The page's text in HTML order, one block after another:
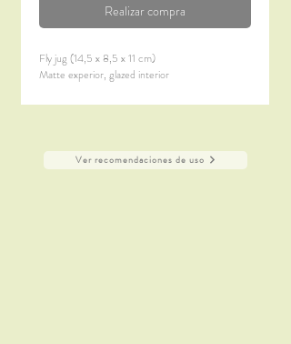
Realizar compra
Fly jug (14,5 x 8,5 x 11 cm)
Matte experior, glazed interior
Ver recomendaciones de uso